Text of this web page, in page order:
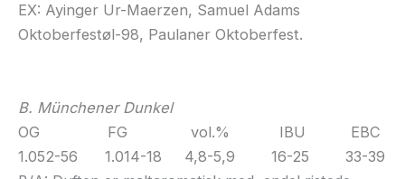
EX: Ayinger Ur-Maerzen, Samuel Adams
Oktoberfestøl-98, Paulaner Oktoberfest.
B. Münchener Dunkel
OG FG vol.% IBU EBC
1.052-56 1.014-18 4,8-5,9 16-25 33-39